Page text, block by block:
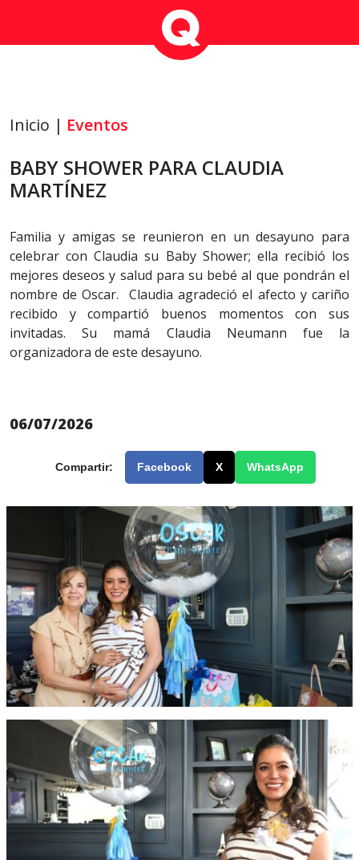
Inicio | Eventos
BABY SHOWER PARA CLAUDIA
MARTÍNEZ
Familia y amigas se reunieron en un desayuno para
celebrar con Claudia su Baby Shower; ella recibió los
mejores deseos y salud para su bebé al que pondrán el
nombre de Oscar. Claudia agradeció el afecto y cariño
recibido y compartió buenos momentos con sus
invitadas. Su mamá Claudia Neumann fue la
organizadora de este desayuno.
06/07/2026
Compartir: Facebook X WhatsApp